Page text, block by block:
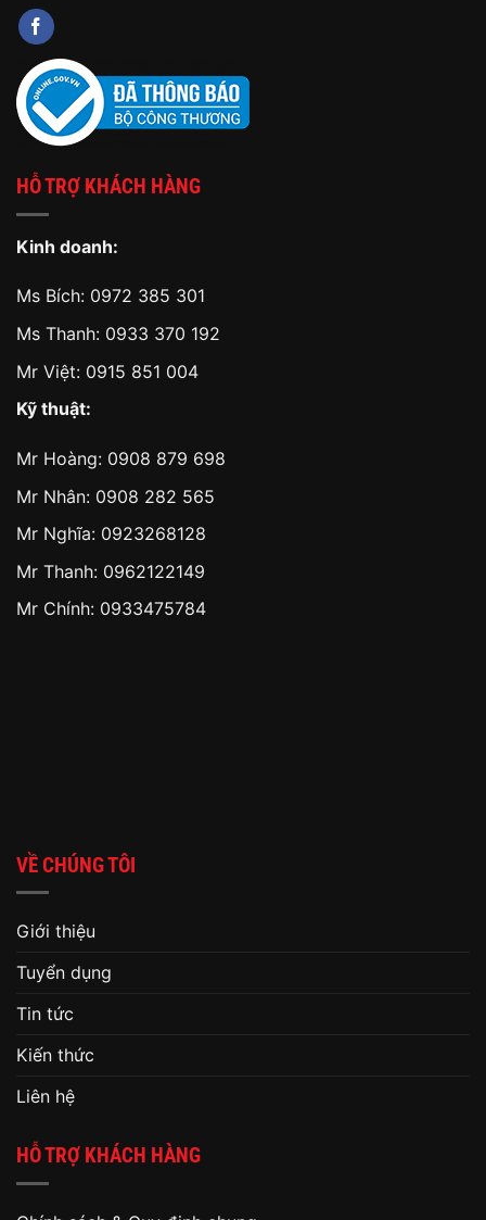
HỖ TRỢ KHÁCH HÀNG
Kinh doanh:
Ms Bích: 0972 385 301
Ms Thanh: 0933 370 192
Mr Việt: 0915 851 004
Kỹ thuật:
Mr Hoàng: 0908 879 698
Mr Nhân: 0908 282 565
Mr Nghĩa: 0923268128
Mr Thanh: 0962122149
Mr Chính: 0933475784
VỀ CHÚNG TÔI
Giới thiệu
Tuyển dụng
Tin tức
Kiến thức
Liên hệ
HỖ TRỢ KHÁCH HÀNG